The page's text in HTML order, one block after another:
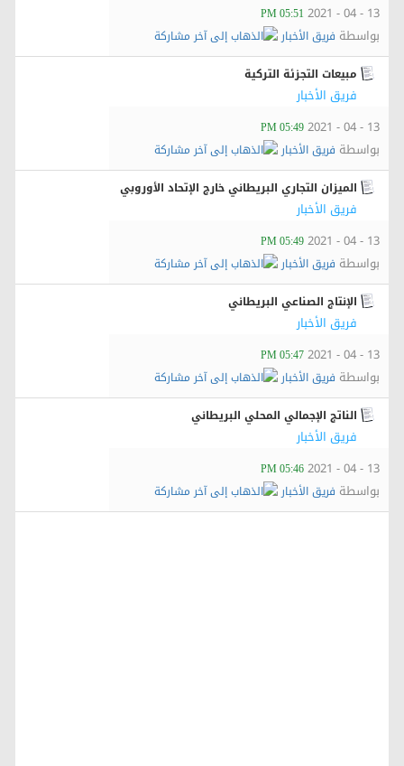
13 - 04 - 2021
05:51 PM
بواسطة فريق الأخبار
مبيعات التجزئة التركية
فريق الأخبار
13 - 04 - 2021
05:49 PM
بواسطة فريق الأخبار
الميزان التجاري البريطاني خارج الإتحاد الأوروبي
فريق الأخبار
13 - 04 - 2021
05:49 PM
بواسطة فريق الأخبار
الإنتاج الصناعي البريطاني
فريق الأخبار
13 - 04 - 2021
05:47 PM
بواسطة فريق الأخبار
الناتج الإجمالي المحلي البريطاني
فريق الأخبار
13 - 04 - 2021
05:46 PM
بواسطة فريق الأخبار